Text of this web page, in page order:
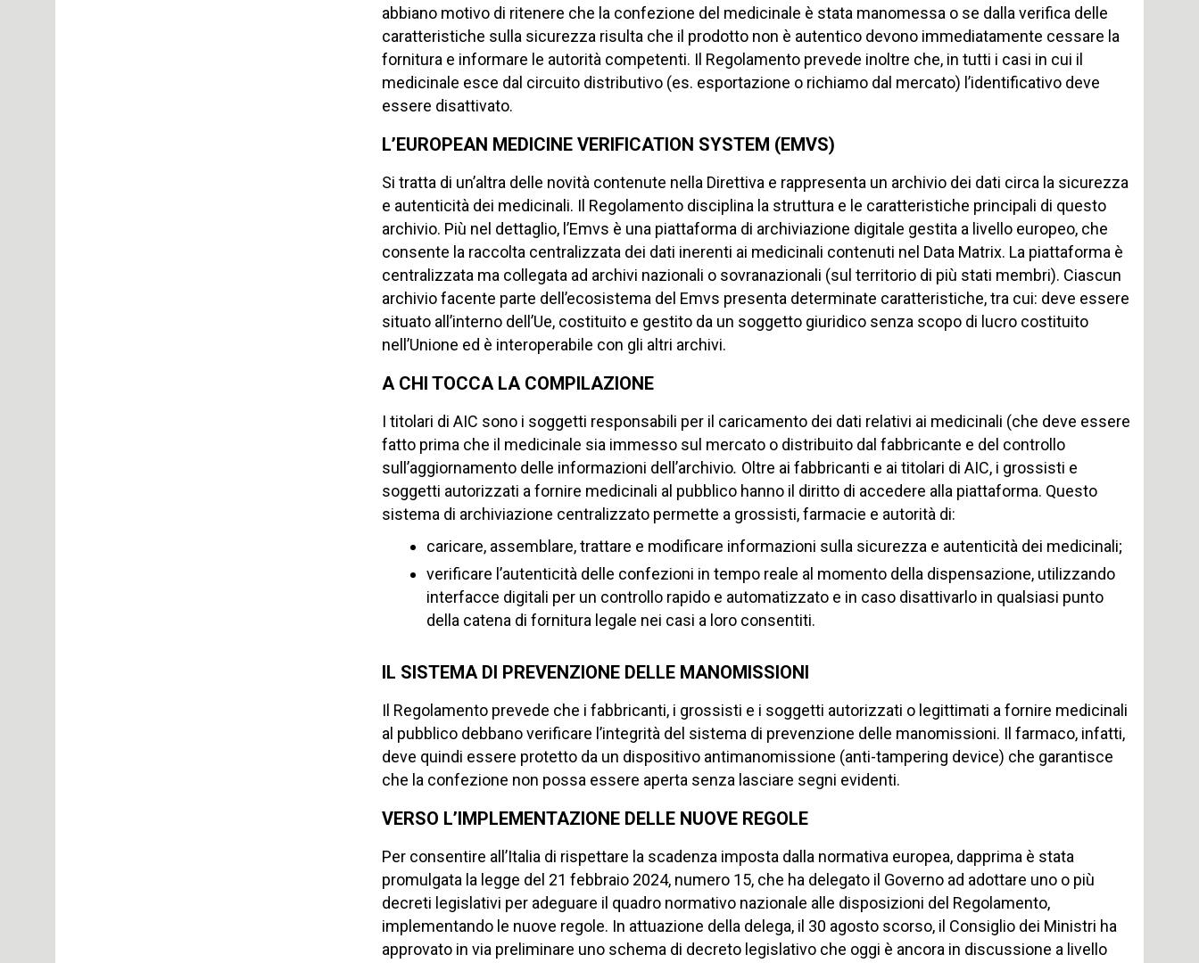
abbiano motivo di ritenere che la confezione del medicinale è stata manomessa o se dalla verifica delle
caratteristiche sulla sicurezza risulta che il prodotto non è autentico devono immediatamente cessare la
fornitura e informare le autorità competenti. Il Regolamento prevede inoltre che, in tutti i casi in cui il
medicinale esce dal circuito distributivo (es. esportazione o richiamo dal mercato) l’identificativo deve
essere disattivato.
L’EUROPEAN MEDICINE VERIFICATION SYSTEM (EMVS)
Si tratta di un’altra delle novità contenute nella Direttiva e rappresenta un archivio dei dati circa la sicurezza
e autenticità dei medicinali. Il Regolamento disciplina la struttura e le caratteristiche principali di questo
archivio. Più nel dettaglio, l’Emvs è una piattaforma di archiviazione digitale gestita a livello europeo, che
consente la raccolta centralizzata dei dati inerenti ai medicinali contenuti nel Data Matrix. La piattaforma è
centralizzata ma collegata ad archivi nazionali o sovranazionali (sul territorio di più stati membri). Ciascun
archivio facente parte dell’ecosistema del Emvs presenta determinate caratteristiche, tra cui: deve essere
situato all’interno dell’Ue, costituito e gestito da un soggetto giuridico senza scopo di lucro costituito
nell’Unione ed è interoperabile con gli altri archivi.
A CHI TOCCA LA COMPILAZIONE
I titolari di AIC sono i soggetti responsabili per il caricamento dei dati relativi ai medicinali (che deve essere
fatto prima che il medicinale sia immesso sul mercato o distribuito dal fabbricante e del controllo
sull’aggiornamento delle informazioni dell’archivio. Oltre ai fabbricanti e ai titolari di AIC, i grossisti e
soggetti autorizzati a fornire medicinali al pubblico hanno il diritto di accedere alla piattaforma. Questo
sistema di archiviazione centralizzato permette a grossisti, farmacie e autorità di:
caricare, assemblare, trattare e modificare informazioni sulla sicurezza e autenticità dei medicinali;
verificare l’autenticità delle confezioni in tempo reale al momento della dispensazione, utilizzando
interfacce digitali per un controllo rapido e automatizzato e in caso disattivarlo in qualsiasi punto
della catena di fornitura legale nei casi a loro consentiti.
IL SISTEMA DI PREVENZIONE DELLE MANOMISSIONI
Il Regolamento prevede che i fabbricanti, i grossisti e i soggetti autorizzati o legittimati a fornire medicinali
al pubblico debbano verificare l’integrità del sistema di prevenzione delle manomissioni. Il farmaco, infatti,
deve quindi essere protetto da un dispositivo antimanomissione (anti-tampering device) che garantisce
che la confezione non possa essere aperta senza lasciare segni evidenti.
VERSO L’IMPLEMENTAZIONE DELLE NUOVE REGOLE
Per consentire all’Italia di rispettare la scadenza imposta dalla normativa europea, dapprima è stata
promulgata la legge del 21 febbraio 2024, numero 15, che ha delegato il Governo ad adottare uno o più
decreti legislativi per adeguare il quadro normativo nazionale alle disposizioni del Regolamento,
implementando le nuove regole. In attuazione della delega, il 30 agosto scorso, il Consiglio dei Ministri ha
approvato in via preliminare uno schema di decreto legislativo che oggi è ancora in discussione a livello